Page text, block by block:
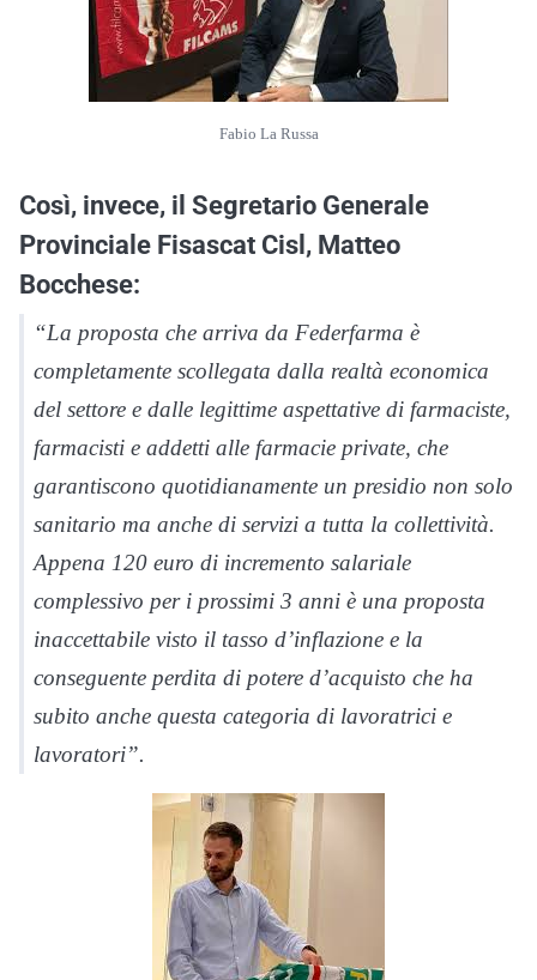
Fabio La Russa
Così, invece, il Segretario Generale
Provinciale Fisascat Cisl, Matteo
Bocchese:
“La proposta che arriva da Federfarma è
completamente scollegata dalla realtà economica
del settore e dalle legittime aspettative di farmaciste,
farmacisti e addetti alle farmacie private, che
garantiscono quotidianamente un presidio non solo
sanitario ma anche di servizi a tutta la collettività.
Appena 120 euro di incremento salariale
complessivo per i prossimi 3 anni è una proposta
inaccettabile visto il tasso d’inflazione e la
conseguente perdita di potere d’acquisto che ha
subito anche questa categoria di lavoratrici e
lavoratori”.